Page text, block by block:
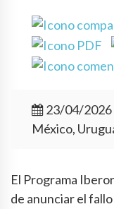
23/04/2026
México,
El Programa
de anunciar el